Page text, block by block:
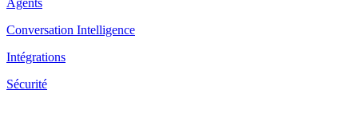
Agents
Conversation Intelligence
Intégrations
Sécurité